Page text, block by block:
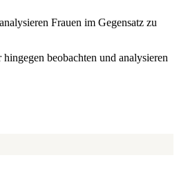
Frauen im Gegensatz zu
beobachten und analysieren